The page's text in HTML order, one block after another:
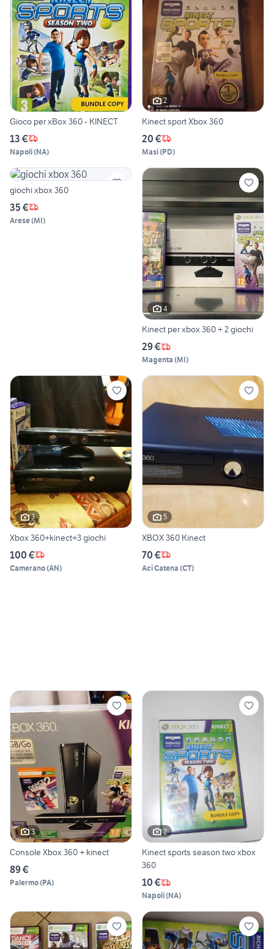
Gioco per xBox 360 - KINECT
13 €
Napoli(NA)
2
Kinect sport Xbox 360
20 €
Masi(PD)
giochi xbox 360
35 €
Arese(MI)
4
Kinect per xbox 360 + 2 giochi
29 €
Magenta (MI)
3
Xbox 360+kinect+3 giochi
100 €
Camerano(AN)
5
XBOX 360 Kinect
70 €
Aci Catena (CT)
3
Console Xbox 360 + kinect
89 €
Palermo(PA)
2
Kinect sports season two xbox
360
10 €
Napoli(NA)